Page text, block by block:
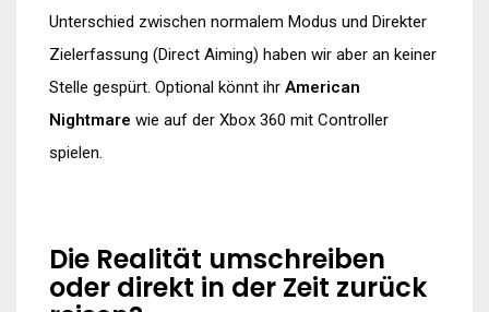
Unterschied zwischen normalem Modus und Direkter
Zielerfassung (Direct Aiming) haben wir aber an keiner
Stelle gespürt. Optional könnt ihr American
Nightmare wie auf der Xbox 360 mit Controller
spielen.
Die Realität umschreiben
oder direkt in der Zeit zurück